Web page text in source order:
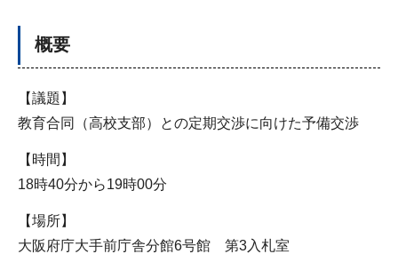
概要
【議題】
教育合同（高校支部）との定期交渉に向けた予備交渉
【時間】
18時40分から19時00分
【場所】
大阪府庁大手前庁舎分館6号館 第3入札室